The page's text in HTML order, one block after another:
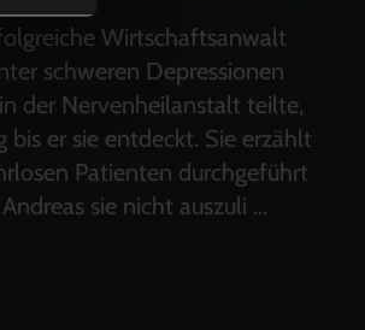
Wirtschaftsanwalt
schweren Depressionen
der Nervenheilanstalt teilte,
er sie entdeckt. Sie erzählt
Patienten durchgeführt
sie nicht auszuli ...